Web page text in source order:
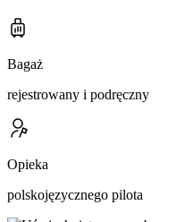
Bagaż
rejestrowany i podręczny
Opieka
polskojęzycznego pilota